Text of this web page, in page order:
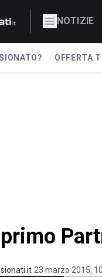
NOTIZIE
OFFERTA
23 marzo 2015,